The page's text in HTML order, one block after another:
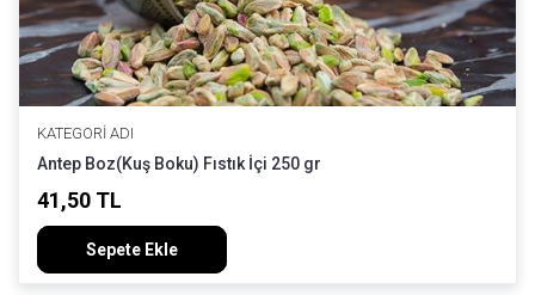
KATEGORI ADI
Antep Boz(Kuş Boku) Fıstık İçi 250 gr
41,50 TL
Sepete Ekle